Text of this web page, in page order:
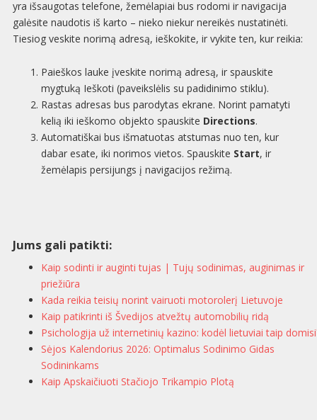
yra išsaugotas telefone, žemėlapiai bus rodomi ir navigacija
galėsite naudotis iš karto – nieko niekur nereikės nustatinėti.
Tiesiog veskite norimą adresą, ieškokite, ir vykite ten, kur reikia:
Paieškos lauke įveskite norimą adresą, ir spauskite
mygtuką Ieškoti (paveikslėlis su padidinimo stiklu).
Rastas adresas bus parodytas ekrane. Norint pamatyti
kelią iki ieškomo objekto spauskite Directions.
Automatiškai bus išmatuotas atstumas nuo ten, kur
dabar esate, iki norimos vietos. Spauskite Start, ir
žemėlapis persijungs į navigacijos režimą.
Jums gali patikti:
Kaip sodinti ir auginti tujas | Tujų sodinimas, auginimas ir
priežiūra
Kada reikia teisių norint vairuoti motorolerį Lietuvoje
Kaip patikrinti iš Švedijos atvežtų automobilių ridą
Psichologija už internetinių kazino: kodėl lietuviai taip
Sėjos Kalendorius 2026: Optimalus Sodinimo Gidas
Sodininkams
Kaip Apskaičiuoti Stačiojo Trikampio Plotą